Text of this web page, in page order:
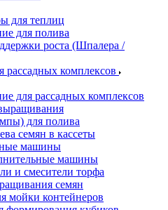
для теплиц
для полива
роста (Шпалера /
рассадных комплексов
для рассадных комплексов
для полива
семян в кассеты
машины
машины
и смесители торфа
семян
мойки контейнеров